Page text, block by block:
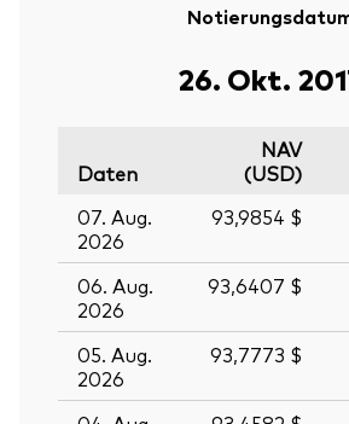
26. Okt.
Daten
NAV
(USD)
07. Aug.
2026
93,9854 $
06. Aug.
2026
93,6407 $
05. Aug.
2026
93,7773 $